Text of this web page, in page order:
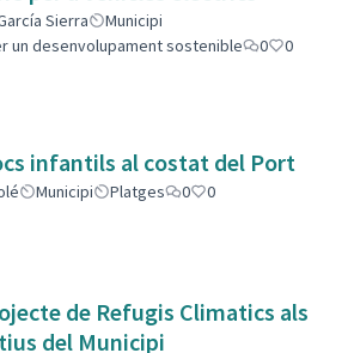
Sierra
Municipi
un desenvolupament sostenible
0
0
infantils al costat del Port
Municipi Platges 0
0
de Refugis Climatics als
del Municipi